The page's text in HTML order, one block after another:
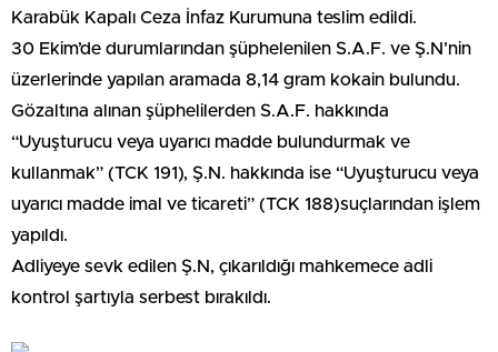
Karabük Kapalı Ceza İnfaz Kurumuna teslim edildi.
30 Ekim’de durumlarından şüphelenilen S.A.F. ve Ş.N’nin
üzerlerinde yapılan aramada 8,14 gram kokain bulundu.
Gözaltına alınan şüphelilerden S.A.F. hakkında
“Uyuşturucu veya uyarıcı madde bulundurmak ve
kullanmak” (TCK 191), Ş.N. hakkında ise “Uyuşturucu veya
uyarıcı madde imal ve ticareti” (TCK 188)suçlarından işlem
yapıldı.
Adliyeye sevk edilen Ş.N, çıkarıldığı mahkemece adli
kontrol şartıyla serbest bırakıldı.